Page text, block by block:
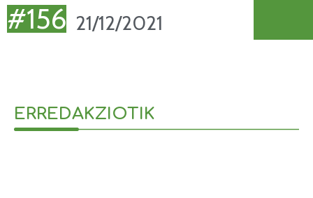
#156 21/12/2021
ERREDAKZIOTIK